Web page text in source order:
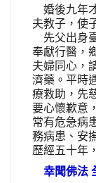
婚後九年
夫教子，使
先父出身
奉獻行醫，
夫婦同心，
濟藥。平時
療救助，先
要心懷歉意
常有危急病
務病患、安
歷經五十年
幸聞佛法